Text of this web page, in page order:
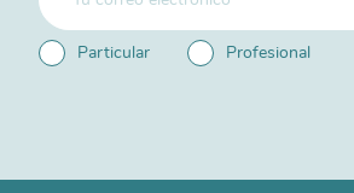
Particular Profesional